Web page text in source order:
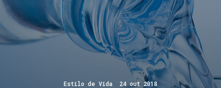
Estilo de Vida 24 out 2018